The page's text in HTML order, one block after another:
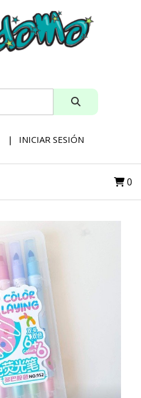
INICIAR SESIÓN
0